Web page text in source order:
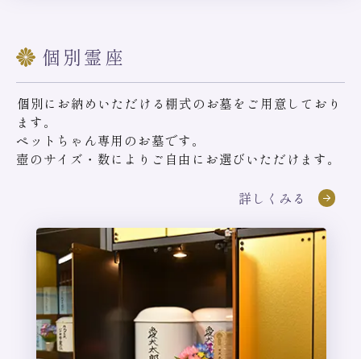
個別霊座
個別にお納めいただける棚式のお墓をご用意しており
ます。
ペットちゃん専用のお墓です。
壺のサイズ・数によりご自由にお選びいただけます。
詳しくみる